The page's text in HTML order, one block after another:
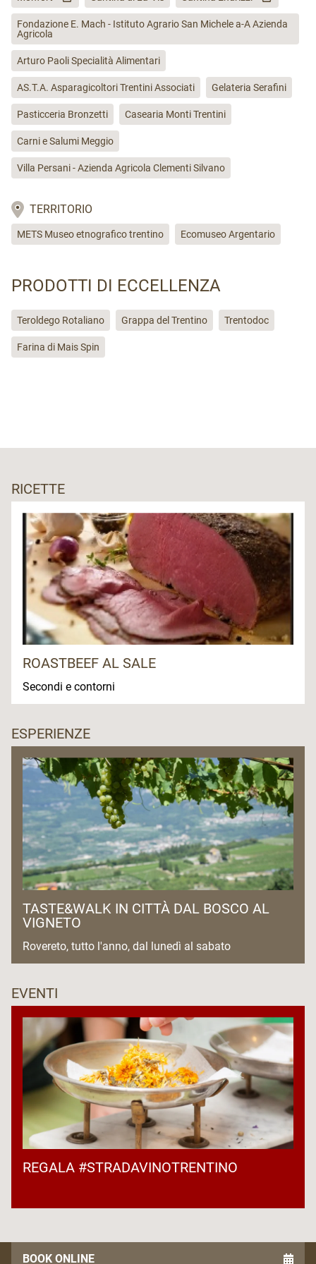
Laghi, Apt Valsugna. Se parti nei mesi invernali,
ricordati di verificare anche se il percorso è innevato
o meno.
Attrezzatura
Il trekking è impegnativo, portati solo il necessario,
ma non dimenticare scarponcini e racchette.
Lo zaino ideale dovrebbe pesare attorno ai 6 kg.
Fondazione E. Mach - Istituto Agrario San Michele a-A Azienda
Agricola
Arturo Paoli Specialità Alimentari
AS.T.A. Asparagicoltori Trentini Associati Gelateria Serafini
Pasticceria Bronzetti Casearia Monti Trentini
Carni e Salumi Meggio
Villa Persani - Azienda Agricola Clementi Silvano
TERRITORIO
METS Museo etnografico trentino Ecomuseo Argentario
PRODOTTI DI ECCELLENZA
Teroldego Rotaliano Grappa del Trentino Trentodoc
Farina di Mais Spin
RICETTE
ROASTBEEF AL SALE
Secondi e contorni
ESPERIENZE
TASTE&WALK IN CITTÀ DAL BOSCO AL
VIGNETO
Rovereto, tutto l'anno, dal lunedì al sabato
EVENTI
REGALA #STRADAVINOTRENTINO
BOOK ONLINE